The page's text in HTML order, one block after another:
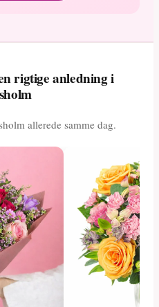
rigtige anledning i
allerede samme dag.